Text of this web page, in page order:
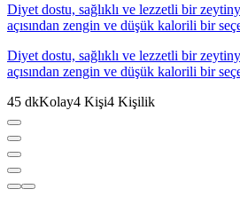
Diyet dostu, sağlıklı ve lezzetli bir
açısından zengin ve düşük kalorili bir
Diyet dostu, sağlıklı ve lezzetli bir
açısından zengin ve düşük kalorili bir
45 dkKolay4 Kişi4 Kişilik